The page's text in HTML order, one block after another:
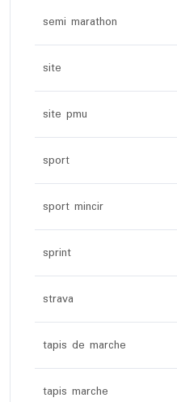
semi marathon
site
site pmu
sport
sport mincir
sprint
strava
tapis de marche
tapis marche